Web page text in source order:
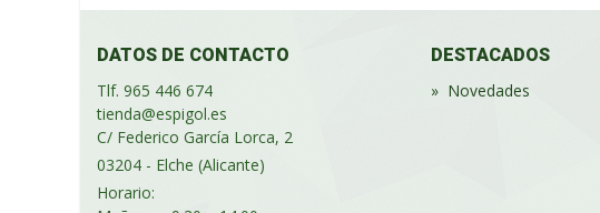
DATOS DE CONTACTO
Tlf. 965 446 674
tienda@espigol.es
C/ Federico García Lorca, 2
03204 - Elche (Alicante)
Horario:
DESTACADOS
» Novedades